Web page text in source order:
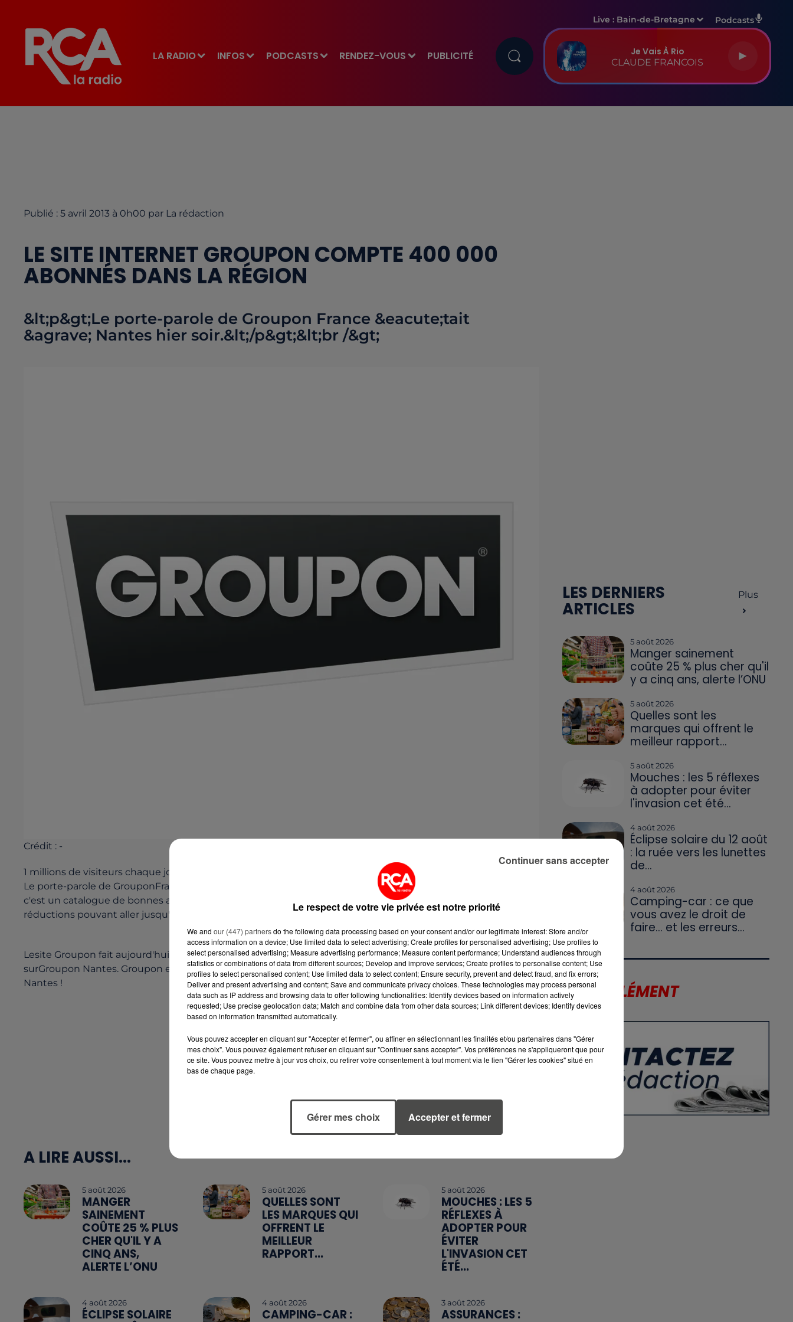
LA RADIO INFOS PODCASTS RENDEZ-VOUS PUBLICITÉ
Live : Bain-de-Bretagne Podcasts
Je Vais À Rio
CLAUDE FRANCOIS
Publié : 5 avril 2013 à 0h00 par La rédaction
LE SITE INTERNET GROUPON COMPTE 400 000
ABONNÉS DANS LA RÉGION
&lt;p&gt;Le porte-parole de Groupon France &eacute;tait
&agrave; Nantes hier soir.&lt;/p&gt;&lt;br /&gt;
Crédit : -
1 millions de visiteurs chaque jour ! Voilà les chiffres du siteinternet Groupon, présent dans 80 villes en France.
Le porte-parole de GrouponFrance était à Nantes hier soir pour rencontrer ses partenaires locaux.Groupon,
c'est un catalogue de bonnes affaires en ligne, un site qui diffusedes offres de commerçants locaux, avec des
réductions pouvant aller jusqu'àmoins 50 pourcents ! Paul Chopin est porte-parole de Groupon France.
Lesite Groupon fait aujourd'hui partie duTop 100 des sites les plus visités. 400 000 personnes sont abonnées
surGroupon Nantes. Groupon emploie au total 10 000 personnes dans 48 pays,dont�?�2 commerciaux à
Nantes !
A LIRE AUSSI...
5 août 2026
MANGER
SAINEMENT
COÛTE 25 % PLUS
CHER QU'IL Y A
CINQ ANS,
ALERTE L’ONU
5 août 2026
QUELLES SONT
LES MARQUES QUI
OFFRENT LE
MEILLEUR
RAPPORT...
5 août 2026
MOUCHES : LES 5
RÉFLEXES À
ADOPTER POUR
ÉVITER
L'INVASION CET
ÉTÉ...
4 août 2026
ÉCLIPSE SOLAIRE
4 août 2026
CAMPING-CAR :
3 août 2026
ASSURANCES :
LES DERNIERS
ARTICLES
Plus
5 août 2026
Manger sainement
coûte 25 % plus cher qu'il
y a cinq ans, alerte l’ONU
5 août 2026
Quelles sont les
marques qui offrent le
meilleur rapport...
5 août 2026
Mouches : les 5 réflexes
à adopter pour éviter
l'invasion cet été...
4 août 2026
Éclipse solaire du 12 août
: la ruée vers les lunettes
de...
4 août 2026
Camping-car : ce que
vous avez le droit de
faire... et les erreurs...
LE SUPPLÉMENT
Le respect de votre vie privée est notre priorité
We and our (447) partnersdo the following data processing based on your consent and/or our legitimate interest: Store and/or
access information on a device; Use limited data to select advertising; Create profiles for personalised advertising; Use profiles to
select personalised advertising; Measure advertising performance; Measure content performance; Understand audiences through
statistics or combinations of data from different sources; Develop and improve services; Create profiles to personalise content; Use
profiles to select personalised content; Use limited data to select content; Ensure security, prevent and detect fraud, and fix errors;
Deliver and present advertising and content; Save and communicate privacy choices. These technologies may process personal
data such as IP address and browsing data to offer following functionalities: Identify devices based on information actively
requested; Use precise geolocation data; Match and combine data from other data sources; Link different devices; Identify devices
based on information transmitted automatically.
Vous pouvez accepter en cliquant sur "Accepter et fermer", ou affiner en sélectionnant les finalités et/ou partenaires dans "Gérer
mes choix". Vous pouvez également refuser en cliquant sur "Continuer sans accepter". Vos préférences ne s'appliqueront que pour
ce site. Vous pouvez mettre à jour vos choix, ou retirer votre consentement à tout moment via le lien "Gérer les cookies" situé en
bas de chaque page.
Gérer mes choix Accepter et fermer
Continuer sans accepter